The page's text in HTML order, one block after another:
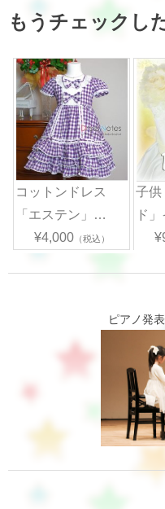
もうチェックし
コットンドレス
「エステン」…
¥4,000（税込）
子供
ド
ピアノ発